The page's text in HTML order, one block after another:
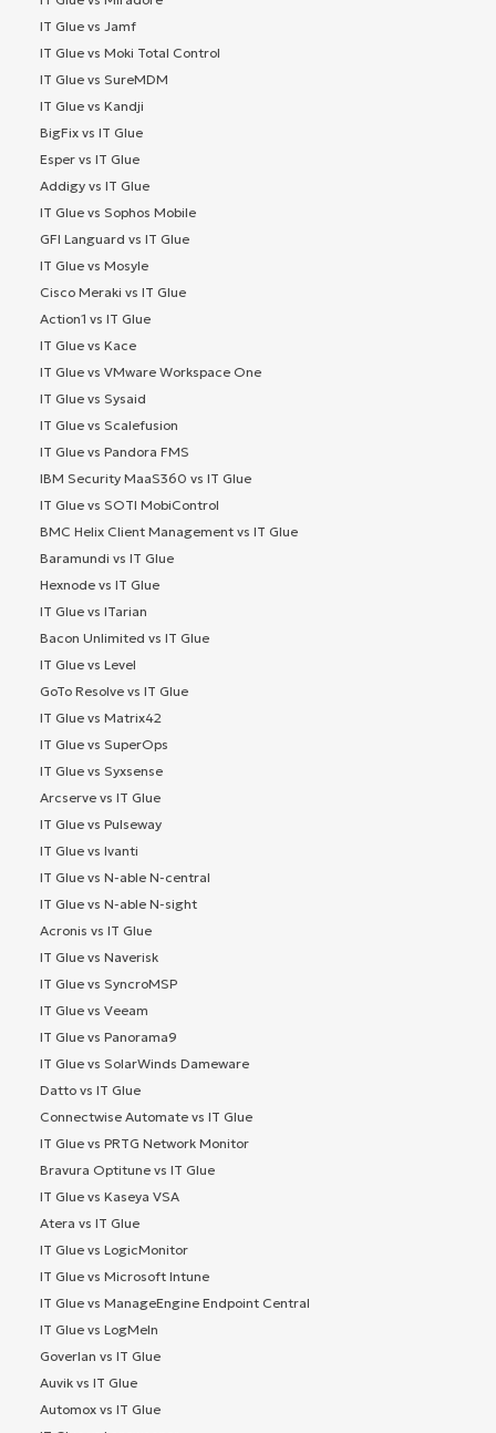
IT Glue vs Jamf
IT Glue vs Moki Total Control
IT Glue vs SureMDM
IT Glue vs Kandji
BigFix vs IT Glue
Esper vs IT Glue
Addigy vs IT Glue
IT Glue vs Sophos Mobile
GFI Languard vs IT Glue
IT Glue vs Mosyle
Cisco Meraki vs IT Glue
Action1 vs IT Glue
IT Glue vs Kace
IT Glue vs VMware Workspace One
IT Glue vs Sysaid
IT Glue vs Scalefusion
IT Glue vs Pandora FMS
IBM Security MaaS360 vs IT Glue
IT Glue vs SOTI MobiControl
BMC Helix Client Management vs IT Glue
Baramundi vs IT Glue
Hexnode vs IT Glue
IT Glue vs ITarian
Bacon Unlimited vs IT Glue
IT Glue vs Level
GoTo Resolve vs IT Glue
IT Glue vs Matrix42
IT Glue vs SuperOps
IT Glue vs Syxsense
Arcserve vs IT Glue
IT Glue vs Pulseway
IT Glue vs Ivanti
IT Glue vs N-able N-central
IT Glue vs N-able N-sight
Acronis vs IT Glue
IT Glue vs Naverisk
IT Glue vs SyncroMSP
IT Glue vs Veeam
IT Glue vs Panorama9
IT Glue vs SolarWinds Dameware
Datto vs IT Glue
Connectwise Automate vs IT Glue
IT Glue vs PRTG Network Monitor
Bravura Optitune vs IT Glue
IT Glue vs Kaseya VSA
Atera vs IT Glue
IT Glue vs LogicMonitor
IT Glue vs Microsoft Intune
IT Glue vs ManageEngine Endpoint Central
IT Glue vs LogMeIn
Goverlan vs IT Glue
Auvik vs IT Glue
Automox vs IT Glue